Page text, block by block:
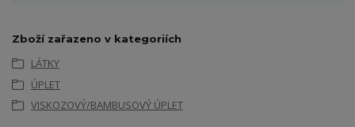
Zboží zařazeno v kategoriích
LÁTKY
ÚPLET
VISKOZOVÝ/BAMBUSOVÝ ÚPLET